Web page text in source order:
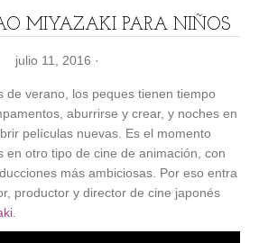
MIYAZAKI PARA NIÑOS
julio 11, 2016 ·
de verano, los peques tienen tiempo
aburrirse y crear, y noches en
películas nuevas. Es el momento
en otro tipo de cine de animación, con
más ambiciosas. Por eso entra
productor y director de cine japonés